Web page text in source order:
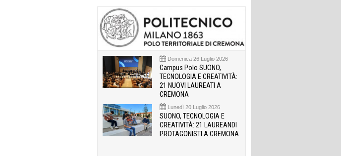
Domenica 26 Luglio 2026
Campus Polo SUONO,
TECNOLOGIA E CREATIVITÀ:
21 NUOVI LAUREATI A
CREMONA
Lunedì 20 Luglio 2026
SUONO, TECNOLOGIA E
CREATIVITÀ: 21 LAUREANDI
PROTAGONISTI A CREMONA